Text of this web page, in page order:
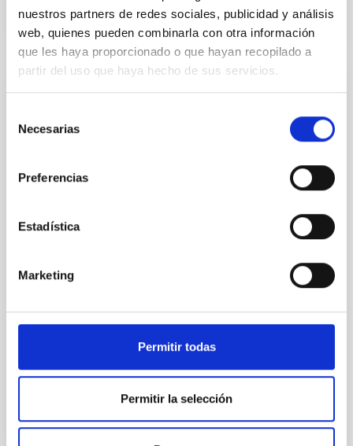
nuestros partners de redes sociales, publicidad y análisis
web, quienes pueden combinarla con otra información
que les haya proporcionado o que hayan recopilado a
partir del uso que haya hecho de sus servicios.
Necesarias
Preferencias
Estadística
Marketing
Permitir todas
Permitir la selección
NÚMERO DE CITAS
SIN ÁRBITRO
Habitable Worlds
(SMBH) activity on habitability has garnered
(AGN) winds, particularly ultrafast outflows (UFOs),
on planetary atmospheres remain largely
investigating the relationship between SMBH mass
at the
Waas, Jourdan et al.
NÚMERO DE CITAS 0